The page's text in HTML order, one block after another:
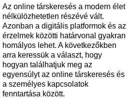
Az online társkeresés a modern élet
nélkülözhetetlen részévé vált.
Azonban a digitális platformok és az
érzelmek közötti határvonal gyakran
homályos lehet. A következőkben
arra keressük a választ, hogy
hogyan találhatjuk meg az
egyensúlyt az online társkeresés és
a személyes kapcsolatok
fenntartása között.